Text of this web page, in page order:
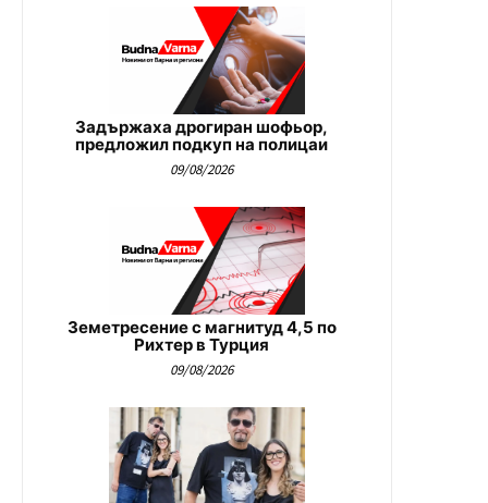
Задържаха дрогиран шофьор,
предложил подкуп на полицаи
09/08/2026
Земетресение с магнитуд 4,5 по
Рихтер в Турция
09/08/2026